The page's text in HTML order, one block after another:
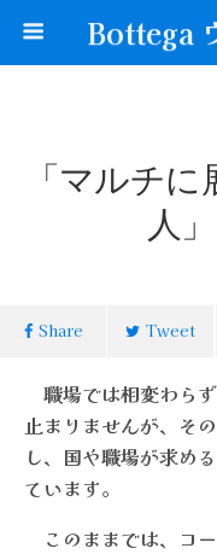
「マルチ
人
Share Tweet
職場では相変わら
止まりませんが、そ
し、国や職場が求め
ています。
このままでは、コ